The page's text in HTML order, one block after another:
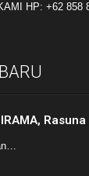
HP: +62 858
IRAMA,